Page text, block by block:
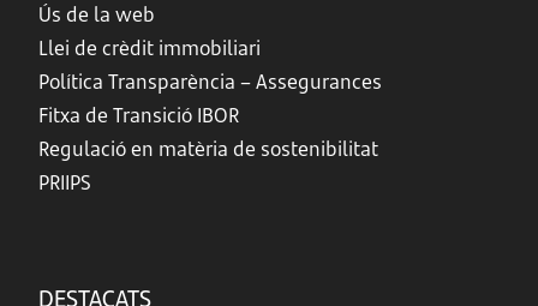
Ús de la web
Llei de crèdit immobiliari
Política Transparència – Assegurances
Fitxa de Transició IBOR
Regulació en matèria de sostenibilitat
PRIIPS
DESTACATS